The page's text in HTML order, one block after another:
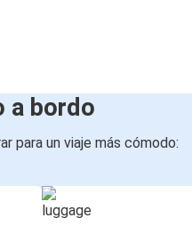
a bordo
para un viaje más cómodo: